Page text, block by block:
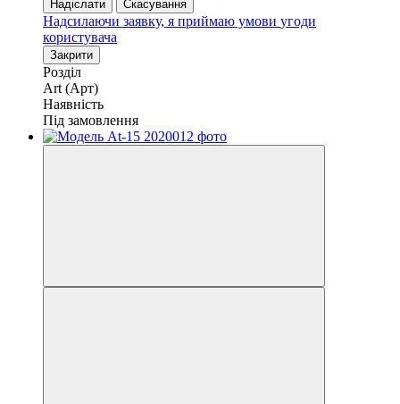
Надіслати Скасування
Надсилаючи заявку, я приймаю умови угоди
користувача
Закрити
Розділ
Art (Арт)
Наявність
Під замовлення